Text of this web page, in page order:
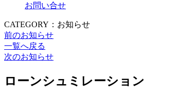
お問い合せ
CATEGORY：お知らせ
前のお知らせ
一覧へ戻る
次のお知らせ
ローンシュミレーション